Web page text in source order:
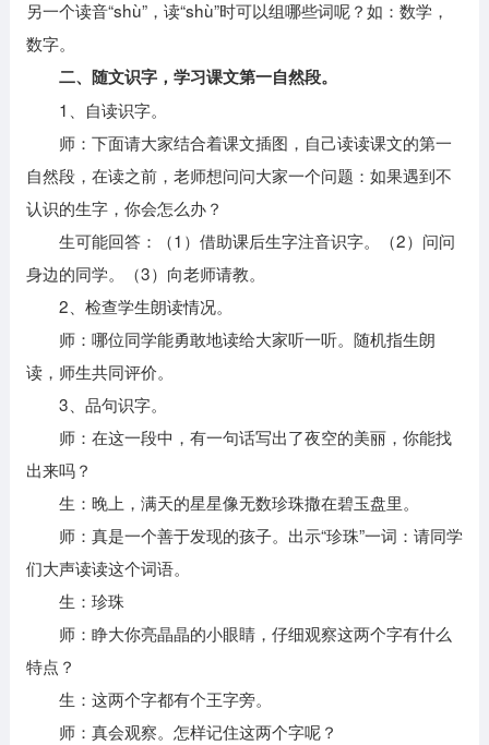
另一个读音“shù”，读“shù”时可以组哪些词呢？如：数学，
数字。
二、随文识字，学习课文第一自然段。
1、自读识字。
师：下面请大家结合着课文插图，自己读读课文的第一
自然段，在读之前，老师想问问大家一个问题：如果遇到不
认识的生字，你会怎么办？
生可能回答：（1）借助课后生字注音识字。（2）问问
身边的同学。（3）向老师请教。
2、检查学生朗读情况。
师：哪位同学能勇敢地读给大家听一听。随机指生朗
读，师生共同评价。
3、品句识字。
师：在这一段中，有一句话写出了夜空的美丽，你能找
出来吗？
生：晚上，满天的星星像无数珍珠撒在碧玉盘里。
师：真是一个善于发现的孩子。出示“珍珠”一词：请同学
们大声读读这个词语。
生：珍珠
师：睁大你亮晶晶的小眼睛，仔细观察这两个字有什么
特点？
生：这两个字都有个王字旁。
师：真会观察。怎样记住这两个字呢？